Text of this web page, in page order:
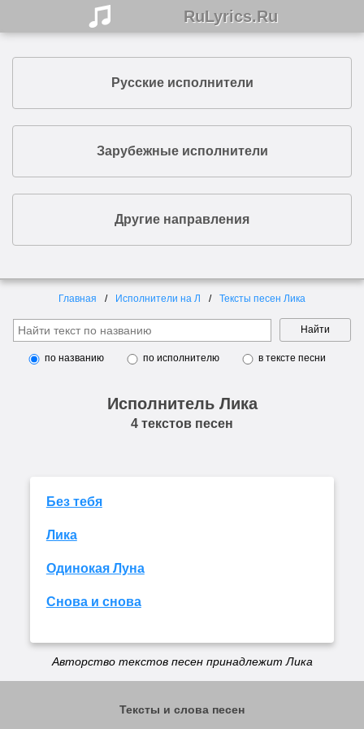
RuLyrics.Ru
Русские исполнители
Зарубежные исполнители
Другие направления
Главная Исполнители на Л Тексты песен Лика
Найти
по названию по исполнителю в тексте песни
Исполнитель Лика
4 текстов песен
Без тебя
Лика
Одинокая Луна
Снова и снова
Авторство текстов песен принадлежит Лика
Тексты и слова песен